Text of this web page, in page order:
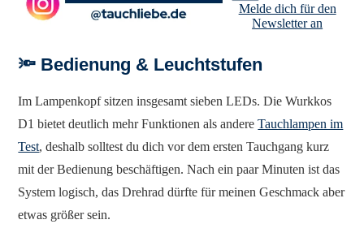
Melde dich für den
Newsletter an
🔦 Bedienung & Leuchtstufen
Im Lampenkopf sitzen insgesamt sieben LEDs. Die Wurkkos
D1 bietet deutlich mehr Funktionen als andereTauchlampen im
Test, deshalb solltest du dich vor dem ersten Tauchgang kurz
mit der Bedienung beschäftigen. Nach ein paar Minuten ist das
System logisch, das Drehrad dürfte für meinen Geschmack aber
etwas größer sein.